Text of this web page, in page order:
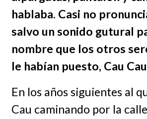
hablaba. Casi no
salvo un sonido gutural
nombre que los otros
le habían puesto, Cau
En los años siguientes al
Cau caminando por la